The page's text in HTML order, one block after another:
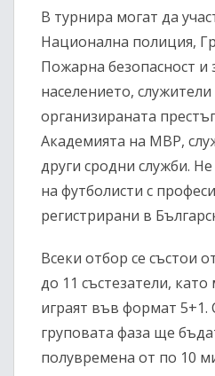
В турнира могат да
Национална полиция,
Пожарна безопасност и
населението, служители
организираната
Академията на МВР,
други сродни служби. Не
на футболисти с
регистрирани в
Всеки отбор се състои
до 11 състезатели,
играят във формат
груповата фаза ще
полувремена от по 10